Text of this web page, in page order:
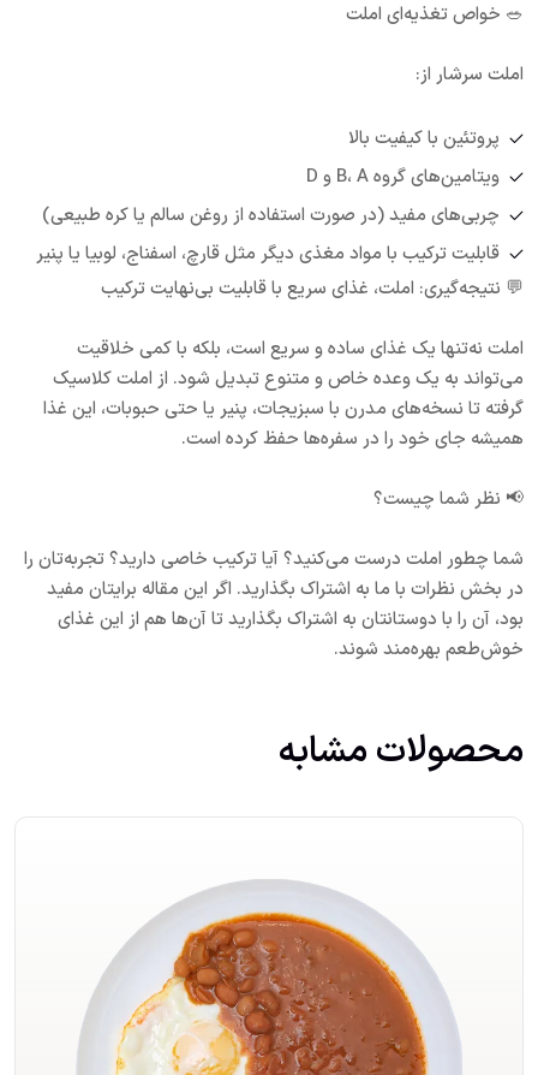
🥗 خواص تغذیه‌ای املت
املت سرشار از:
پروتئین با کیفیت بالا
ویتامین‌های گروه B، A و D
چربی‌های مفید (در صورت استفاده از روغن سالم یا کره طبیعی)
قابلیت ترکیب با مواد مغذی دیگر مثل قارچ، اسفناج، لوبیا یا پنیر
💬 نتیجه‌گیری: املت، غذای سریع با قابلیت بی‌نهایت ترکیب
املت نه‌تنها یک غذای ساده و سریع است، بلکه با کمی خلاقیت
می‌تواند به یک وعده خاص و متنوع تبدیل شود. از املت کلاسیک
گرفته تا نسخه‌های مدرن با سبزیجات، پنیر یا حتی حبوبات، این غذا
همیشه جای خود را در سفره‌ها حفظ کرده است.
📢 نظر شما چیست؟
شما چطور املت درست می‌کنید؟ آیا ترکیب خاصی دارید؟ تجربه‌تان را
در بخش نظرات با ما به اشتراک بگذارید. اگر این مقاله برایتان مفید
بود، آن را با دوستانتان به اشتراک بگذارید تا آن‌ها هم از این غذای
خوش‌طعم بهره‌مند شوند.
محصولات مشابه